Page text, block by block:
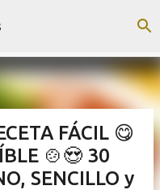
FÁCIL 😋
🍲😍 30
SENCILLO y